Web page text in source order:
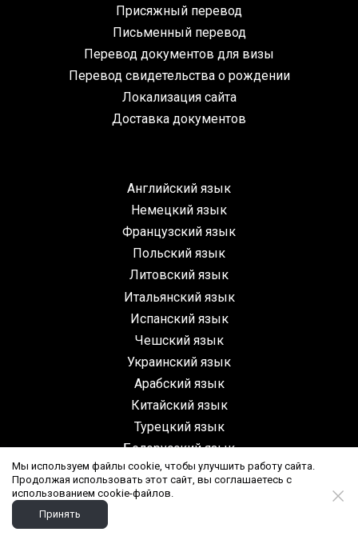
Присяжный перевод
Письменный перевод
Перевод документов для визы
Перевод свидетельства о рождении
Локализация сайта
Доставка документов
Английский язык
Немецкий язык
Французский язык
Польский язык
Литовский язык
Итальянский язык
Испанский язык
Чешский язык
Украинский язык
Арабский язык
Китайский язык
Турецкий язык
Белорусский язык
Казахский язык
Мы используем файлы cookie, чтобы улучшить работу сайта.
Продолжая использовать этот сайт, вы соглашаетесь с
использованием cookie-файлов.
Принять